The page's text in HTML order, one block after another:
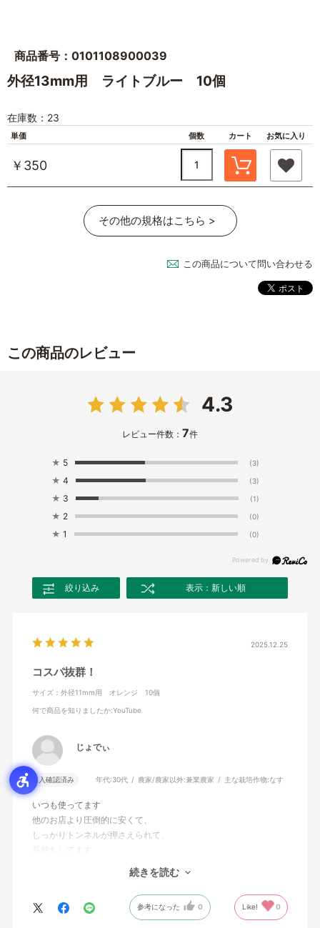
商品番号：0101108900039
外径13mm用 ライトブルー 10個
在庫数：23
単価 個数 カート お気に入り
￥350
その他の規格はこちら >
この商品について問い合わせる
この商品のレビュー
4.3
レビュー件数： 7件
★ 5 (3)
★ 4 (3)
★ 3 (1)
★ 2 (0)
★ 1 (0)
絞り込み 表示：新しい順
2025.12.25
コスパ抜群！
サイズ：外径11mm用 オレンジ 10個
何で商品を知りましたか:YouTube
じょでぃ
購入確認済み 年代:30代 農家/農家以外:兼業農家 主な栽培作物:なす
いつも使ってます
他のお店より圧倒的に安くて、
しっかりトンネルが押さえられて、
長持ちしてます
今回はトンネルを新たに作りたく、
続きを読む
参考になった 0 Like! 0